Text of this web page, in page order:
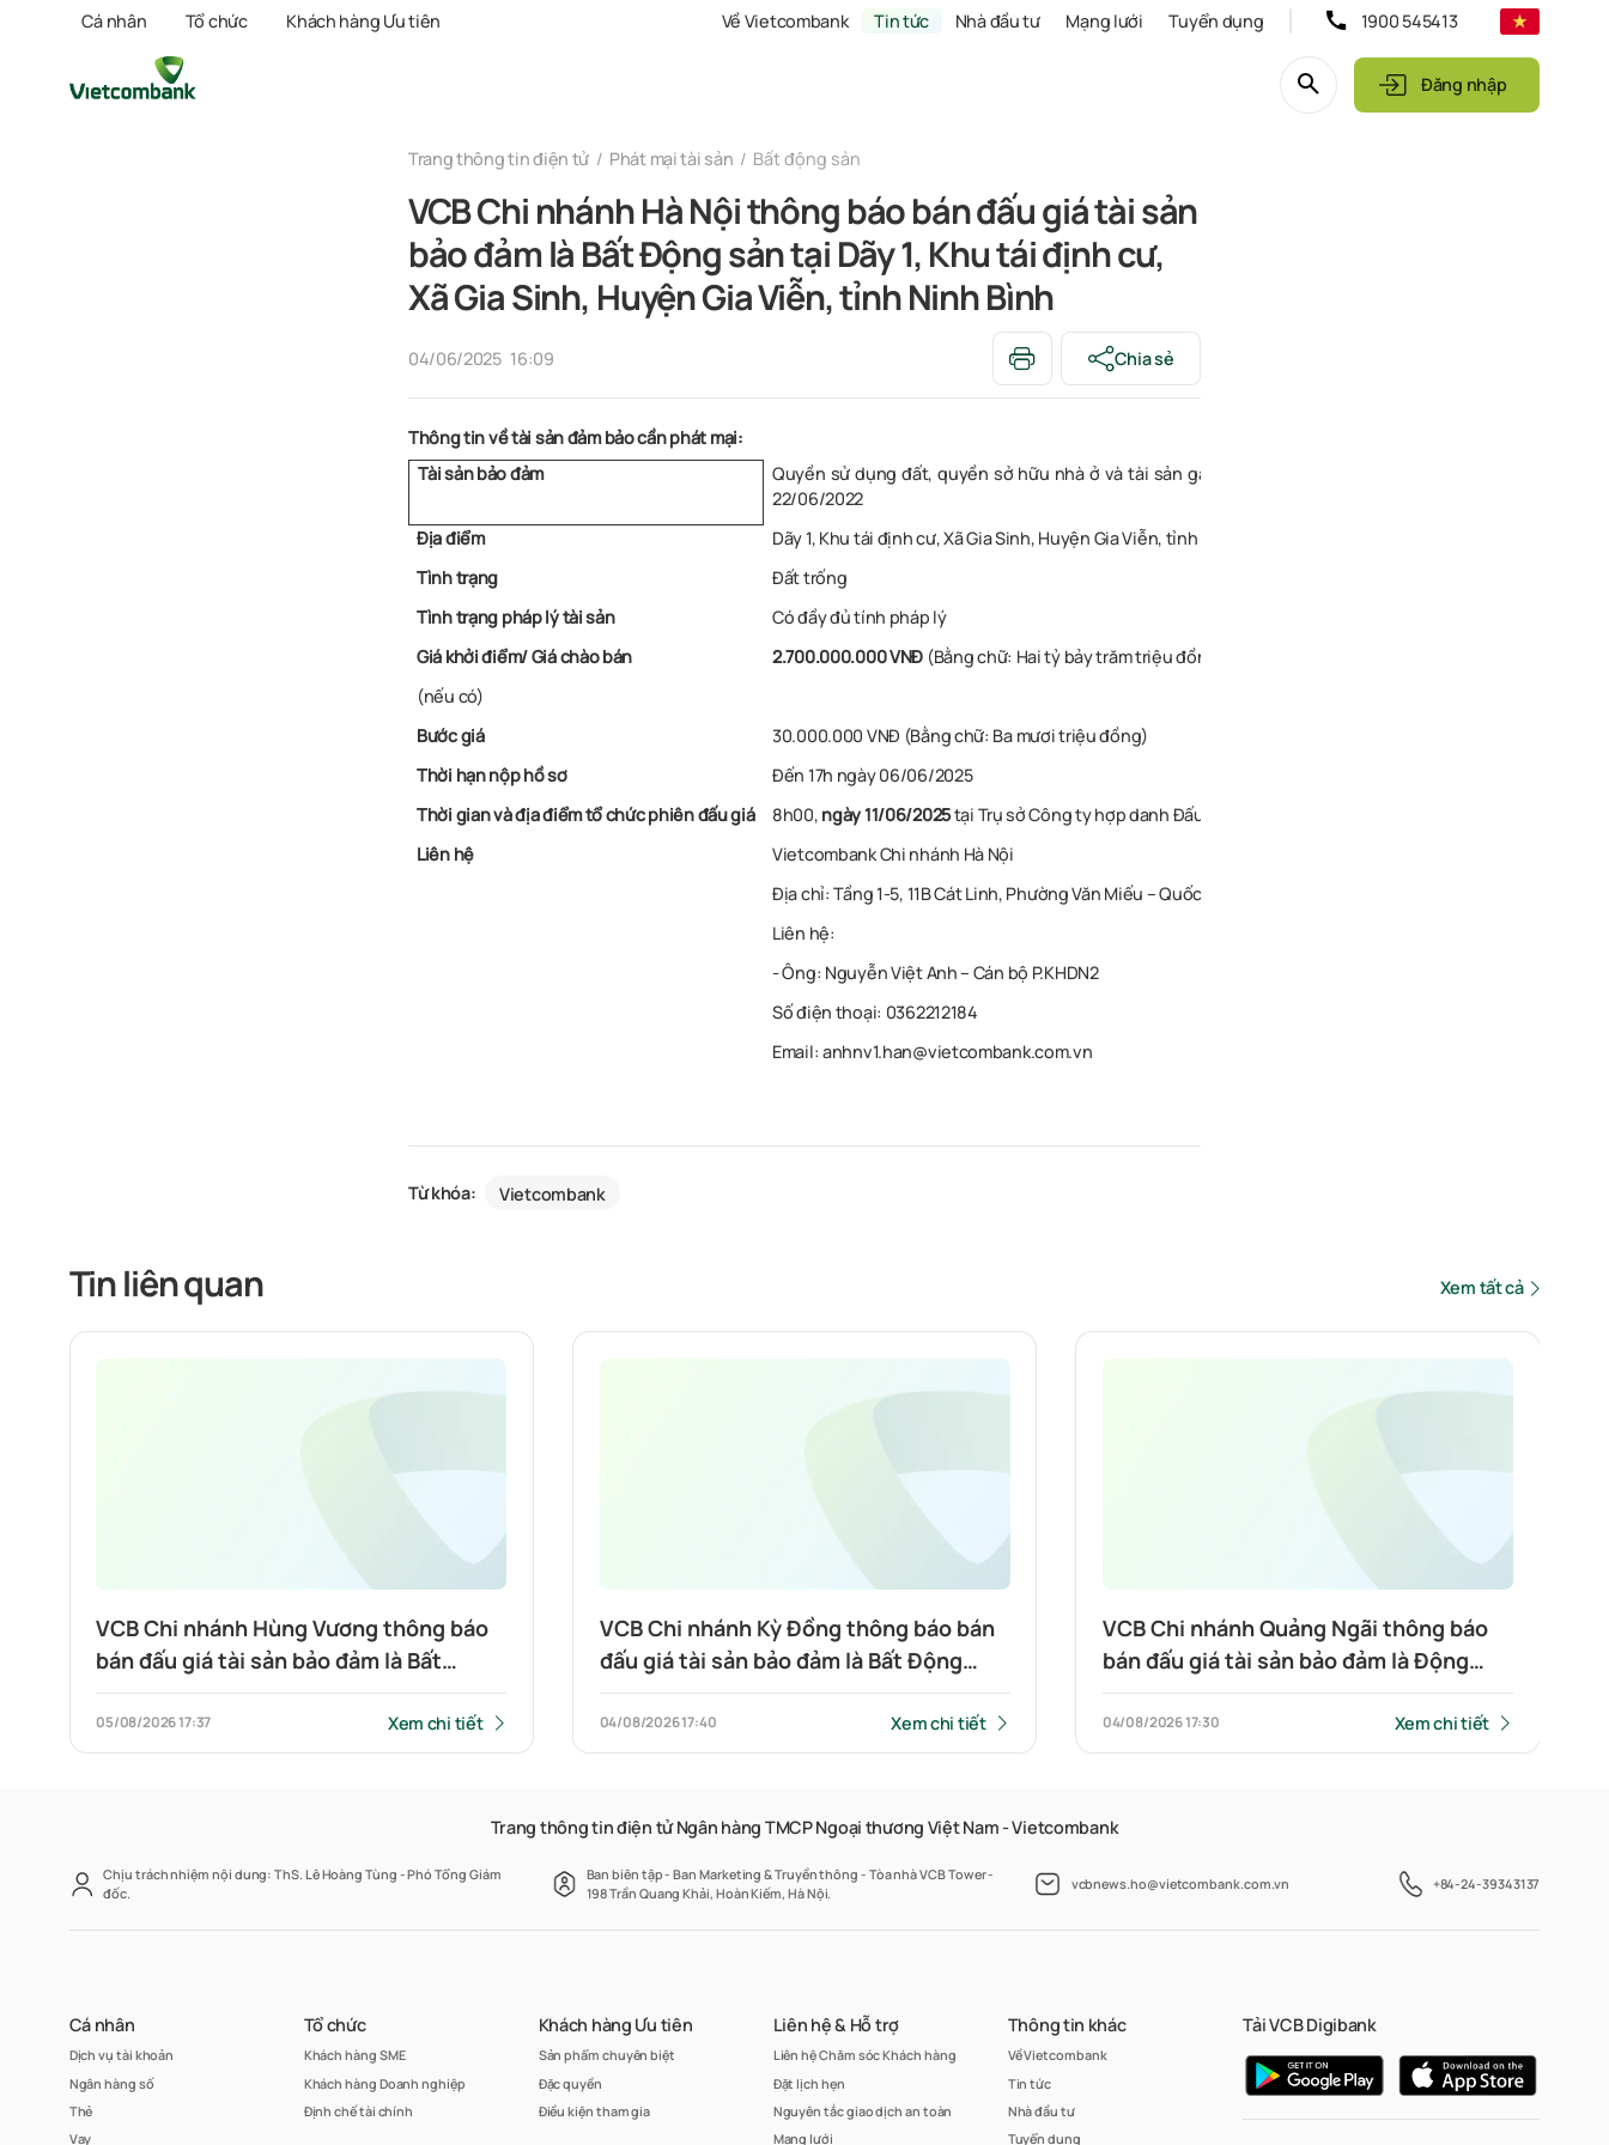
Cá nhân Tổ chức Khách hàng Ưu tiên Về Vietcombank Tin tức Nhà đầu tư Mạng lưới Tuyển dụng 1900 545413
Đăng nhập
Trang thông tin điện tử Phát mại tài sản Bất động sản
VCB Chi nhánh Hà Nội thông báo bán đấu giá tài sản
bảo đảm là Bất Động sản tại Dãy 1, Khu tái định cư,
Xã Gia Sinh, Huyện Gia Viễn, tỉnh Ninh Bình
04/06/2025 16:09 Chia sẻ
Thông tin về tài sản đảm bảo cần phát mại:
Tài sản bảo đảm
Quyền sử dụng đất, quyền sở hữu nhà ở và tài sản gắn liền với đất số DG 031714, số vào sổ cấp GCN:
22/06/2022
Địa điểm
Dãy 1, Khu tái định cư, Xã Gia Sinh, Huyện Gia Viễn, tỉnh Ninh Bình
Tình trạng
Đất trống
Tình trạng pháp lý tài sản
Có đầy đủ tính pháp lý
Giá khởi điểm/ Giá chào bán
(nếu có)
2.700.000.000 VNĐ (Bằng chữ: Hai tỷ bảy trăm triệu đồng)
Bước giá
30.000.000 VNĐ (Bằng chữ: Ba mươi triệu đồng)
Thời hạn nộp hồ sơ
Đến 17h ngày 06/06/2025
Thời gian và địa điểm tổ chức phiên đấu giá
8h00, ngày 11/06/2025tại Trụ sở Công ty hợp danh Đấu giá Tuấn Linh (Số nhà 29, ngõ 40, đường Lê Thái
Liên hệ
Vietcombank Chi nhánh Hà Nội
Địa chỉ: Tầng 1-5, 11B Cát Linh, Phường Văn Miếu – Quốc Tử Giám, Quận Đống Đa, Hà Nội
Liên hệ:
- Ông: Nguyễn Việt Anh – Cán bộ P.KHDN2
Số điện thoại: 0362212184
Email: anhnv1.han@vietcombank.com.vn
Từ khóa: Vietcombank
Tin liên quan Xem tất cả
VCB Chi nhánh Hùng Vương thông báo
bán đấu giá tài sản bảo đảm là Bất
Động sản: Quyền sử dụng đất và tài
sản gắn liền với đất tại địa chỉ số 78
đường N2, Khu phố 3, Phường Phú
05/08/202617:37 Xem chi tiết
VCB Chi nhánh Kỳ Đồng thông báo bán
đấu giá tài sản bảo đảm là Bất Động
sản: Quyền sử dụng đất, quyền sở hữu
nhà ở và tài sản khác gắn liền với đất
và nhà xưởng tại số 18, đường số 32,
IIA, phường Vĩnh Tân (trước đây là thị
tỉnh Bình Dương), Thành phố Hồ Chí
04/08/202617:40 Xem chi tiết
VCB Chi nhánh Quảng Ngãi thông báo
bán đấu giá tài sản bảo đảm là Động
sản: 02 Tàu cá số đăng ký QNg-98934-
TS và QNG-98936-TS Neo đậu tại Khu
vực âu thuyền địa chỉ: xã Hải Thịnh,
04/08/202617:30 Xem chi tiết
Trang thông tin điện tử Ngân hàng TMCP Ngoại thương Việt Nam - Vietcombank
Chịu trách nhiệm nội dung: ThS. Lê Hoàng Tùng - Phó Tổng Giám
đốc.
Ban biên tập - Ban Marketing & Truyền thông - Tòa nhà VCB Tower -
198 Trần Quang Khải, Hoàn Kiếm, Hà Nội.
vcbnews.ho@vietcombank.com.vn +84-24-39343137
Cá nhân
Dịch vụ tài khoản
Ngân hàng số
Thẻ
Vay
Tổ chức
Khách hàng SME
Khách hàng Doanh nghiệp
Định chế tài chính
Khách hàng Ưu tiên
Sản phẩm chuyên biệt
Đặc quyền
Điều kiện tham gia
Liên hệ & Hỗ trợ
Liên hệ Chăm sóc Khách hàng
Đặt lịch hẹn
Nguyên tắc giao dịch an toàn
Mạng lưới
Thông tin khác
Về Vietcombank
Tin tức
Nhà đầu tư
Tuyển dụng
Tải VCB Digibank